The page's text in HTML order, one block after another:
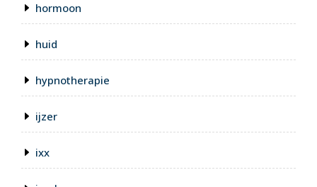
hormoon
huid
hypnotherapie
ijzer
ixx